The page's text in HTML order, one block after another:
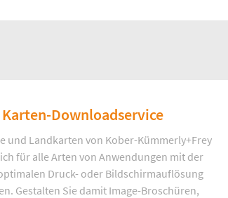
Karten-Downloadservice
und Landkarten von Kober-Kümmerly+Frey
für alle Arten von Anwendungen mit der
Druck- oder Bildschirmauflösung
Gestalten Sie damit Image-Broschüren,